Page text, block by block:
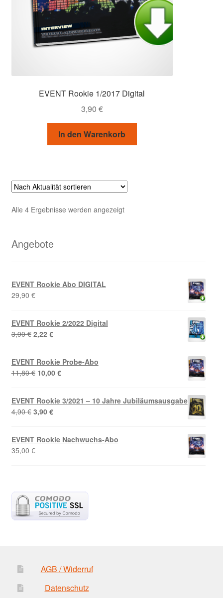
EVENT Rookie 1/2017 Digital
3,90 €
In den Warenkorb
Alle 4 Ergebnisse werden angezeigtNach
Angebote
EVENT Rookie Abo DIGITAL
29,90 €
EVENT Rookie 2/2022 Digital
3,90€ Ursprünglicher
3,90 €
2,22 €Aktueller
2,22 €.
EVENT Rookie Probe-Abo
11,80€ Ursprünglicher
11,80 €
10,00 €Aktueller
10,00 €.
EVENT Rookie 3/2021 – 10 Jahre Jubiläumsausgabe
4,90€ Ursprünglicher
4,90 €
3,90 €Aktueller
3,90 €.
EVENT Rookie Nachwuchs-Abo
35,00 €
AGB / Widerruf
Datenschutz